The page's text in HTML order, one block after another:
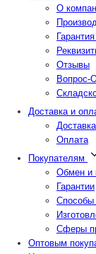
О
Отзывы
Вопрос-
Доставка и
Доставка
Оплата
Покупателям
Обмен и
Гарантии
Способы
Сферы
Оптовым